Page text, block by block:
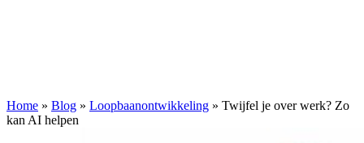
Home » Blog » Loopbaanontwikkeling » Twijfel je over werk? Zo
kan AI helpen